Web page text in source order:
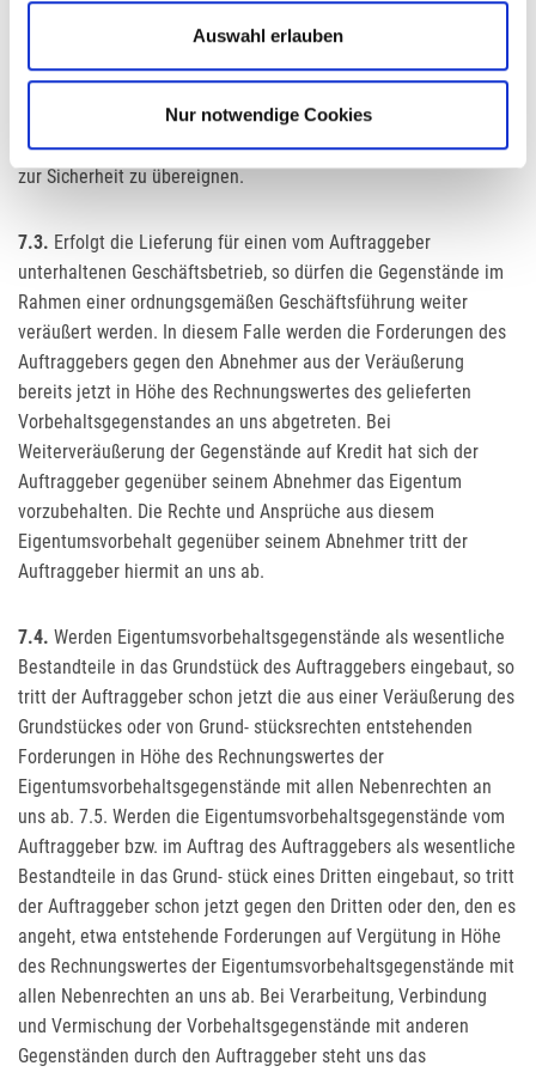
Auswahl erlauben
Nur notwendige Cookies
Eigentumsvorbehaltsgegenstände unverzüglich in Textform
Eigentumsvorbehalt zu unterrichten. Der Auftraggeber ist nicht
berechtigt, die ihm unter Eigentumsvorbehalt gelieferten
Gegenstände zu veräußern, zu verschenken, zu verpfänden oder
zur Sicherheit zu übereignen.
7.3. Erfolgt die Lieferung für einen vom Auftraggeber
unterhaltenen Geschäftsbetrieb, so dürfen die Gegenstände im
Rahmen einer ordnungsgemäßen Geschäftsführung weiter
veräußert werden. In diesem Falle werden die Forderungen des
Auftraggebers gegen den Abnehmer aus der Veräußerung
bereits jetzt in Höhe des Rechnungswertes des gelieferten
Vorbehaltsgegenstandes an uns abgetreten. Bei
Weiterveräußerung der Gegenstände auf Kredit hat sich der
Auftraggeber gegenüber seinem Abnehmer das Eigentum
vorzubehalten. Die Rechte und Ansprüche aus diesem
Eigentumsvorbehalt gegenüber seinem Abnehmer tritt der
Auftraggeber hiermit an uns ab.
7.4. Werden Eigentumsvorbehaltsgegenstände als wesentliche
Bestandteile in das Grundstück des Auftraggebers eingebaut, so
tritt der Auftraggeber schon jetzt die aus einer Veräußerung des
Grundstückes oder von Grund- stücksrechten entstehenden
Forderungen in Höhe des Rechnungswertes der
Eigentumsvorbehaltsgegenstände mit allen Nebenrechten an
uns ab. 7.5. Werden die Eigentumsvorbehaltsgegenstände vom
Auftraggeber bzw. im Auftrag des Auftraggebers als wesentliche
Bestandteile in das Grund- stück eines Dritten eingebaut, so tritt
der Auftraggeber schon jetzt gegen den Dritten oder den, den es
angeht, etwa entstehende Forderungen auf Vergütung in Höhe
des Rechnungswertes der Eigentumsvorbehaltsgegenstände mit
allen Nebenrechten an uns ab. Bei Verarbeitung, Verbindung
und Vermischung der Vorbehaltsgegenstände mit anderen
Gegenständen durch den Auftraggeber steht uns das